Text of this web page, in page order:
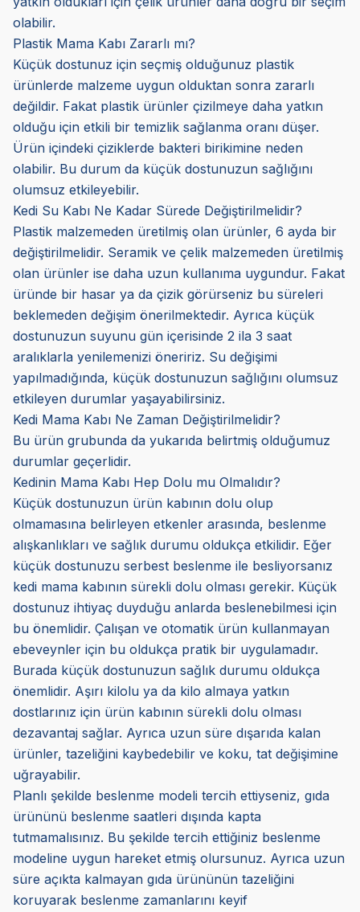
olabilir.
Plastik Mama Kabı Zararlı mı?
Küçük dostunuz için seçmiş olduğunuz plastik
ürünlerde malzeme uygun olduktan sonra zararlı
değildir. Fakat plastik ürünler çizilmeye daha yatkın
olduğu için etkili bir temizlik sağlanma oranı düşer.
Ürün içindeki çiziklerde bakteri birikimine neden
olabilir. Bu durum da küçük dostunuzun sağlığını
olumsuz etkileyebilir.
Kedi Su Kabı Ne Kadar Sürede Değiştirilmelidir?
Plastik malzemeden üretilmiş olan ürünler, 6 ayda bir
değiştirilmelidir. Seramik ve çelik malzemeden üretilmiş
olan ürünler ise daha uzun kullanıma uygundur. Fakat
üründe bir hasar ya da çizik görürseniz bu süreleri
beklemeden değişim önerilmektedir. Ayrıca küçük
dostunuzun suyunu gün içerisinde 2 ila 3 saat
aralıklarla yenilemenizi öneririz. Su değişimi
yapılmadığında, küçük dostunuzun sağlığını olumsuz
etkileyen durumlar yaşayabilirsiniz.
Kedi Mama Kabı Ne Zaman Değiştirilmelidir?
Bu ürün grubunda da yukarıda belirtmiş olduğumuz
durumlar geçerlidir.
Kedinin Mama Kabı Hep Dolu mu Olmalıdır?
Küçük dostunuzun ürün kabının dolu olup
olmamasına belirleyen etkenler arasında, beslenme
alışkanlıkları ve sağlık durumu oldukça etkilidir. Eğer
küçük dostunuzu serbest beslenme ile besliyorsanız
kedi mama kabının sürekli dolu olması gerekir. Küçük
dostunuz ihtiyaç duyduğu anlarda beslenebilmesi için
bu önemlidir. Çalışan ve otomatik ürün kullanmayan
ebeveynler için bu oldukça pratik bir uygulamadır.
Burada küçük dostunuzun sağlık durumu oldukça
önemlidir. Aşırı kilolu ya da kilo almaya yatkın
dostlarınız için ürün kabının sürekli dolu olması
dezavantaj sağlar. Ayrıca uzun süre dışarıda kalan
ürünler, tazeliğini kaybedebilir ve koku, tat değişimine
uğrayabilir.
Planlı şekilde beslenme modeli tercih ettiyseniz, gıda
ürününü beslenme saatleri dışında kapta
tutmamalısınız. Bu şekilde tercih ettiğiniz beslenme
modeline uygun hareket etmiş olursunuz. Ayrıca uzun
süre açıkta kalmayan gıda ürününün tazeliğini
koruyarak beslenme zamanlarını keyif